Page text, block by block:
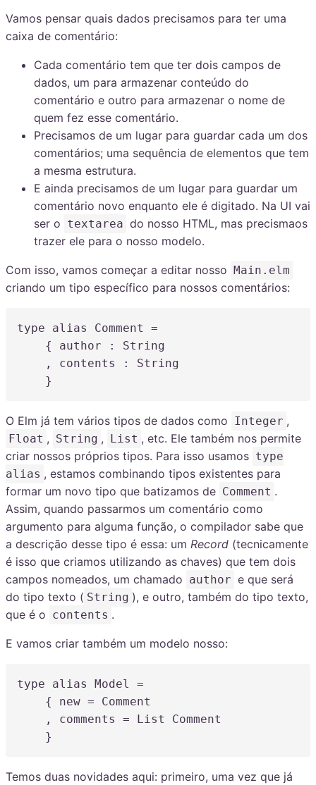
Vamos pensar quais dados precisamos para ter uma
caixa de comentário:
Cada comentário tem que ter dois campos de
dados, um para armazenar conteúdo do
comentário e outro para armazenar o nome de
quem fez esse comentário.
Precisamos de um lugar para guardar cada um dos
comentários; uma sequência de elementos que tem
a mesma estrutura.
E ainda precisamos de um lugar para guardar um
comentário novo enquanto ele é digitado. Na UI vai
ser o textarea do nosso HTML, mas precismaos
trazer ele para o nosso modelo.
Com isso, vamos começar a editar nosso Main.elm
criando um tipo específico para nossos comentários:
type alias Comment =
    { author
:
String
,
contents :
String
    }
O Elm já tem vários tipos de dados como Integer ,
Float , String , List , etc. Ele também nos permite
criar nossos próprios tipos. Para isso usamos type
alias , estamos combinando tipos existentes para
formar um novo tipo que batizamos de Comment .
Assim, quando passarmos um comentário como
argumento para alguma função, o compilador sabe que
a descrição desse tipo é essa: um Record (tecnicamente
é isso que criamos utilizando as chaves) que tem dois
campos nomeados, um chamado author e que será
do tipo texto ( String ), e outro, também do tipo texto,
que é o contents .
E vamos criar também um modelo nosso:
type alias Model =
    { new
= Comment
,
comments = List Comment
    }
Temos duas novidades aqui: primeiro, uma vez que já